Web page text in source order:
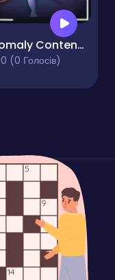
Anomaly Content Record
0 (0 Голосів)